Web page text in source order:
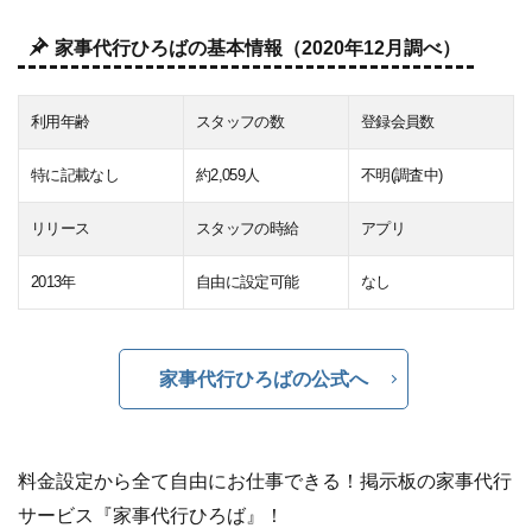
家事代行ひろばの基本情報（2020年12月調べ）
利用年齢 スタッフの数 登録会員数
特に記載なし 約2,059人 不明(調査中)
リリース スタッフの時給 アプリ
2013年 自由に設定可能 なし
家事代行ひろばの公式へ
料金設定から全て自由にお仕事できる！掲示板の家事代行
サービス『家事代行ひろば』！